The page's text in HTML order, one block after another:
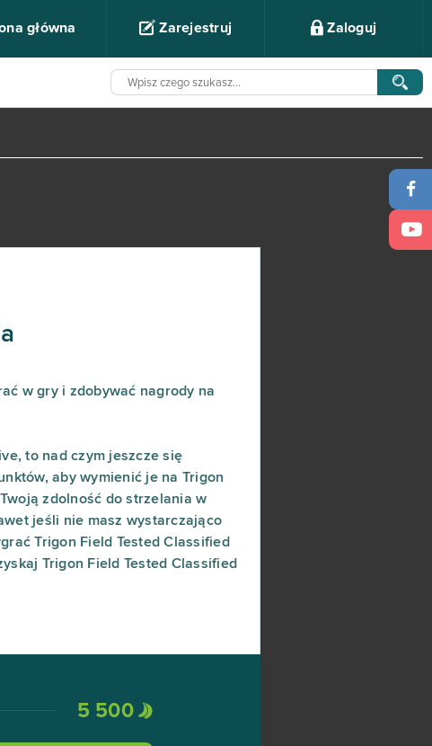
główna Zarejestruj Zaloguj
w gry i zdobywać nagrody na
to nad czym jeszcze się
aby wymienić je na Trigon
zdolność do strzelania w
jeśli nie masz wystarczająco
Trigon Field Tested Classified
Trigon Field Tested Classified
5 500